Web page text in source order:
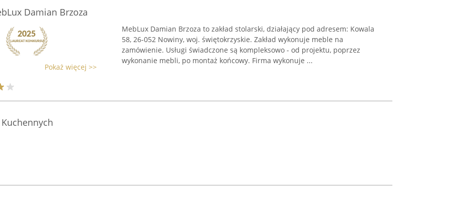
Damian Brzoza
Pokaż więcej >>
MebLux Damian Brzoza to zakład stolarski, działający pod adresem: Kowala
58, 26-052 Nowiny, woj. świętokrzyskie. Zakład wykonuje meble na
zamówienie. Usługi świadczone są kompleksowo - od projektu, poprzez
wykonanie mebli, po montaż końcowy. Firma wykonuje ...